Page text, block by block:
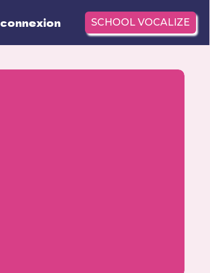
connexion SCHOOL VOCALIZE